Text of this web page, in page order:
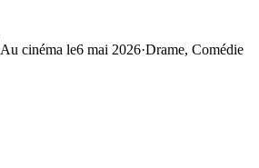
Au cinéma le6 mai 2026·Drame, Comédie